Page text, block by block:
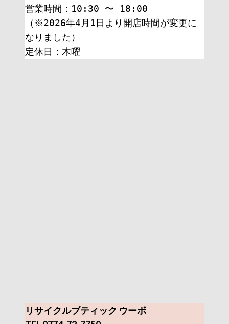
営業時間：10:30 〜 18:00
（※2026年4月1日より開店時間が変更に
なりました）
定休日：木曜
リサイクルブティック ウーボ